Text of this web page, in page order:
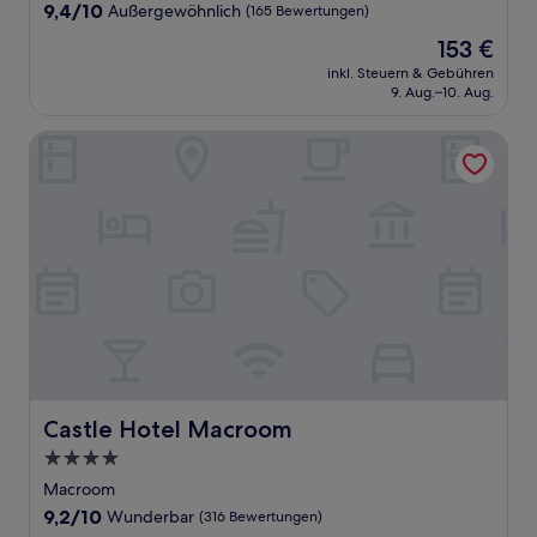
9.4
9,4/10 Außergewöhnlich (165 Bewertungen)
Der
Preis
beträgt
153 €
inkl. Steuern & Gebühren
9. Aug.–10. Aug.
Castle Hotel Macroom
Castle Hotel Macroom
4.0-
Sterne-
Unterkunft
Macroom
9.2
9,2/10 Wunderbar (316 Bewertungen)